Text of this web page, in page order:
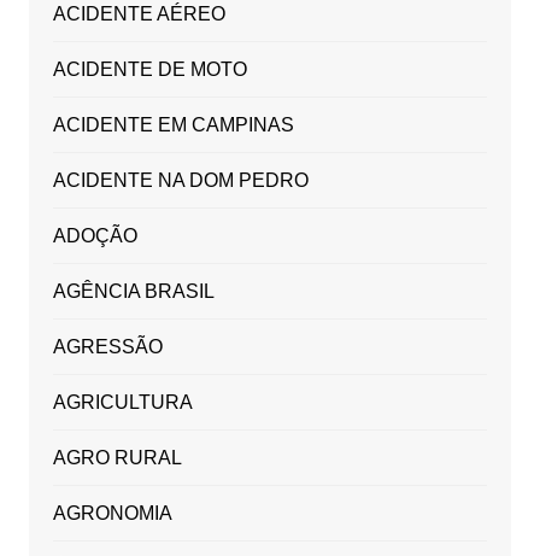
ACIDENTE AÉREO
ACIDENTE DE MOTO
ACIDENTE EM CAMPINAS
ACIDENTE NA DOM PEDRO
ADOÇÃO
AGÊNCIA BRASIL
AGRESSÃO
AGRICULTURA
AGRO RURAL
AGRONOMIA